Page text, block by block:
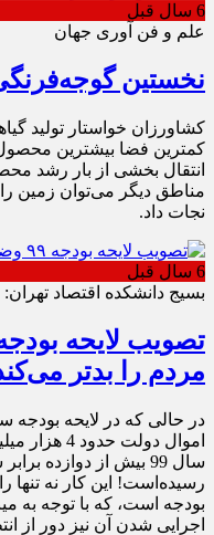
6 سال قبل
علم و فن آوری جهان
نخستین
کشاورزان خواستار تولید
کمترین فضا بیشترین محصول
انتقال بخشی از بار رشد
مناطق دیگر می‌توان زمین
نجات داد.
6 سال قبل
بسیج دانشکده اقتصاد تهران:
مردم را بدتر
اموال دولت
رسیده‌است! این کار نه
بودجه است، که با توجه به
اجرایی شدن آن نیز دور از